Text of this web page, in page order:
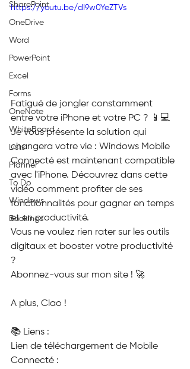
SharePoint
OneDrive
Word
PowerPoint
Excel
Forms
OneNote
WhiteBoard
Lists
Planner
To Do
Windows
Bookings
https://youtu.be/dI9w0YeZTVs
Fatigué de jongler constamment
entre votre iPhone et votre PC ? 📱💻
Je vous présente la solution qui
changera votre vie : Windows Mobile
Connecté est maintenant compatible
avec l'iPhone. Découvrez dans cette
vidéo comment profiter de ses
fonctionnalités pour gagner en temps
et en productivité.
Vous ne voulez rien rater sur les outils
digitaux et booster votre productivité
?
Abonnez-vous sur mon site ! 🚀
A plus, Ciao !
📚 Liens :
Lien de téléchargement de Mobile
Connecté :